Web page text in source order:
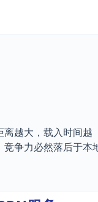
越大，载入时间越
争力必然落后于本